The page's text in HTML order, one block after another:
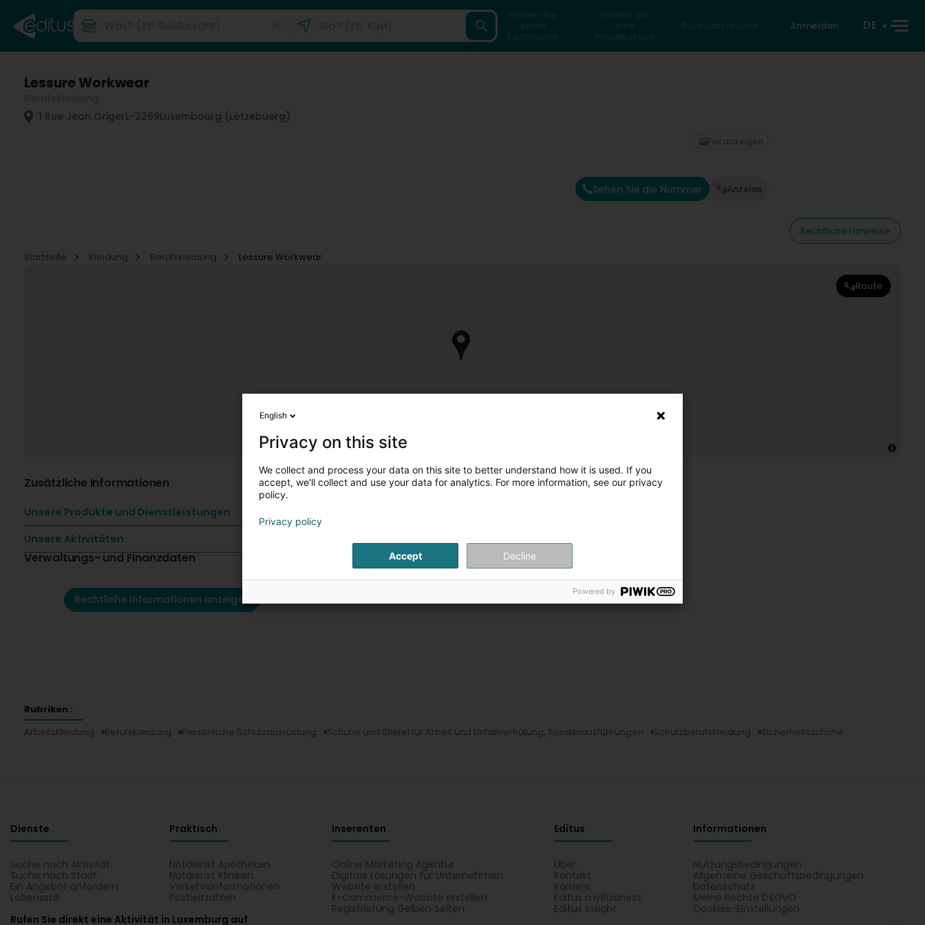
Finden Sie
einen
Fachmann
Finden Sie
eine
Privatperson
Rückwärtssuche Anmelden DE
Lessure Workwear
1 Rue Jean OrigerL-2269Luxembourg (Lëtzebuerg)
Sehen Sie die Nummer Anreise
Fax anzeigen
Rechtliche Hinweise
Startseite
Kleidung Berufskleidung Lessure Workwear
Route
Zusätzliche Informationen
Unsere Produkte und Dienstleistungen
Unsere Aktivitäten
Verwaltungs- und Finanzdaten
Rechtliche Informationen anzeigen
Rubriken :
Arbeitskleidung
Berufskleidung Persönliche Schutzausrüstung Schuhe und Stiefel für Arbeit und Unfallverhütung, Sonderausführungen Schutzberufskleidung Sicherheitsschuhe
Dienste
Suche nach Aktivität
Suche nach Stadt
Ein Angebot anfordern
Lebensstill
Praktisch
Notdienst Apotheken
Notdienst Kliniken
Verkehrsinformationen
Postleitzahlen
Inserenten
Online Marketing Agentur
Digitale Lösungen für Unternehmen
Website erstellen
E-Commerce-Website erstellen
Registrierung Gelben Seiten
Editus
Über
Kontakt
Karriere
Editus myBusiness
Editus Insight
Informationen
Nutzungsbedingungen
Allgemeine Geschäftsbedingungen
Datenschutz
Meine Rechte DSGVO
Cookies-Einstellungen
Rufen Sie direkt eine Aktivität in Luxemburg auf
English
Privacy on this site
We collect and process your data on this site to better understand how it is used. If you
accept, we'll collect and use your data for analytics. For more information, see our privacy
policy.
Privacy policy
Accept Decline
Powered by